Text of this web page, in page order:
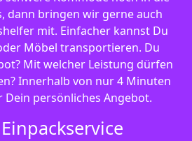
dann bringen wir gerne auch
mit. Einfacher kannst Du
Möbel transportieren. Du
Mit welcher Leistung dürfen
Innerhalb von nur 4 Minuten
Dein persönliches Angebot.